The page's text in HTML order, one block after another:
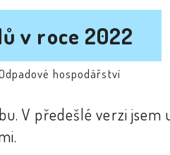
v roce 2022
hospodářství
V předešlé verzi jsem